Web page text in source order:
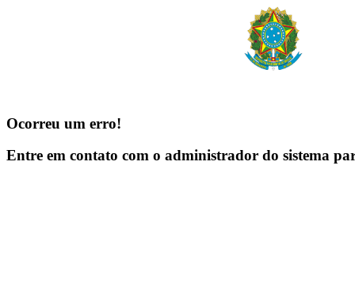
Ocorreu um erro!
Entre em contato com o administrador do sistema